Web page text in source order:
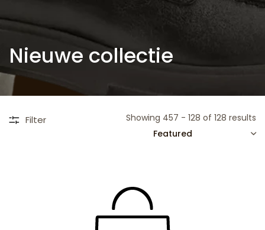
Nieuwe collectie
Filter Showing 457 - 128 of 128 results
SORT